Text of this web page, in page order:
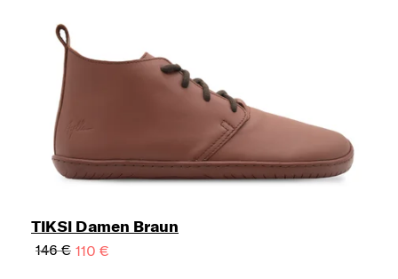
TIKSI Damen Braun
146 € 110 €